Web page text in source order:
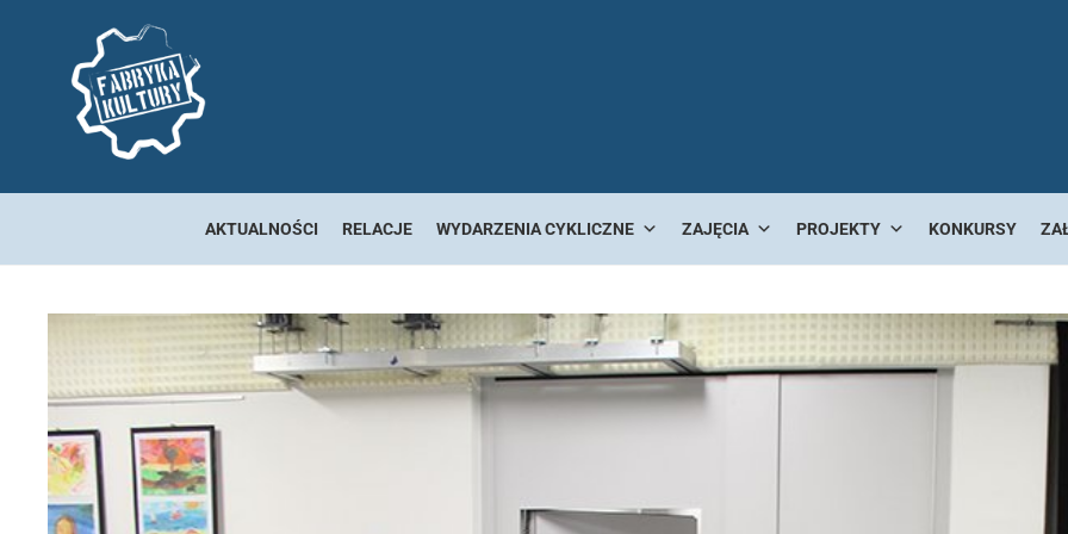
AKTUALNOŚCI RELACJE WYDARZENIA CYKLICZNE ZAJĘCIA PROJEKTY KONKURSY